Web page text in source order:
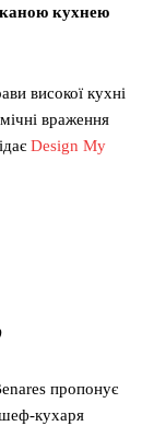
кухнею
високої кухні
враження
Design My
пропонує
шеф-кухаря